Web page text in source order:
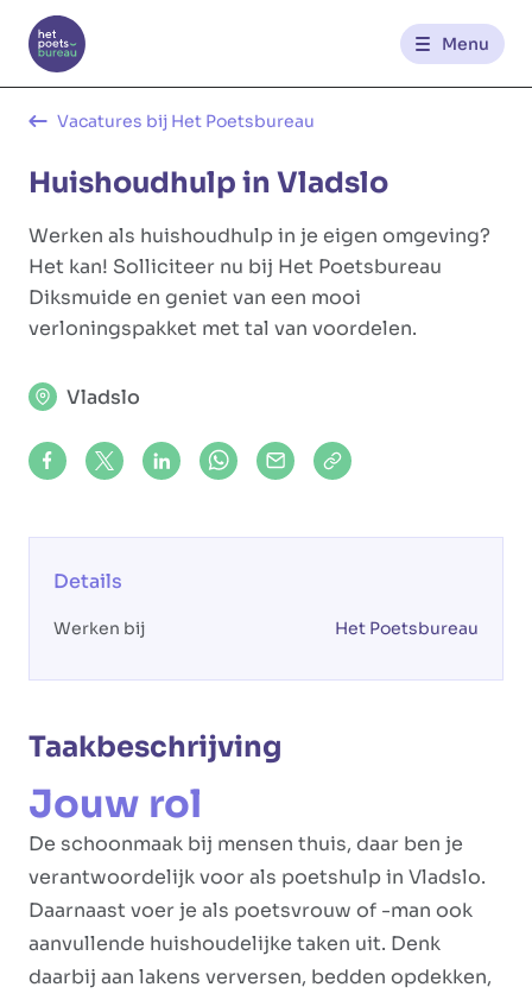
Menu
Glowi Glowi Jobs Het Poetsbureau
Kantoren
Werknemerszone
Klantenzone
Vacatures bij Het Poetsbureau
Huishoudhulp in Vladslo
Werken als huishoudhulp in je eigen omgeving?
Het kan! Solliciteer nu bij Het Poetsbureau
Diksmuide en geniet van een mooi
verloningspakket met tal van voordelen.
Share on Facebook
Share on X (formerly Twitter)
Share on LinkedIn
Share via Whatsapp
Share via Mail
Copy to clipboard
Vladslo
Details
Werken bij Het Poetsbureau
Taakbeschrijving
Jouw rol
De schoonmaak bij mensen thuis, daar ben je
verantwoordelijk voor als poetshulp in Vladslo.
Daarnaast voer je als poetsvrouw of -man ook
aanvullende huishoudelijke taken uit. Denk
daarbij aan lakens verversen, bedden opdekken,